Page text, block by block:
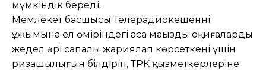
мүмкіндік береді.
Мемлекет басшысы Телерадиокешеннің
ұжымына ел өміріндегі аса маңызды оқиғаларды
жедел әрі сапалы жариялап көрсеткені үшін
ризашылығын білдіріп, ТРК қызметкерлеріне